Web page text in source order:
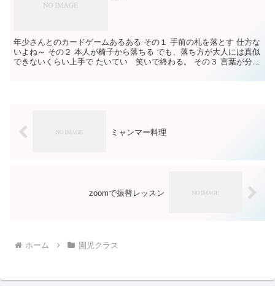
年少さんとのカードゲームあるある その１ 手前の札を落とす 仕方な
いよね～ その２ 本人が椅子から落ちる でも、落ち方が大人には真似
できないくらい上手で たいてい 笑いで終わる。 その３ 言葉が分か
ミャンマー料理
zoomで振替レッスン
ホーム 園児クラス